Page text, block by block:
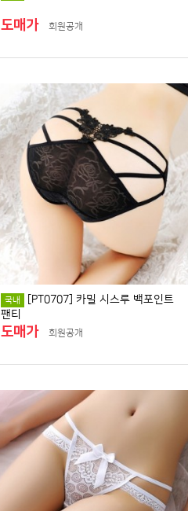
도매가 회원공개
국내
[PT0707] 카밀 시스루 백포인트
팬티
도매가 회원공개